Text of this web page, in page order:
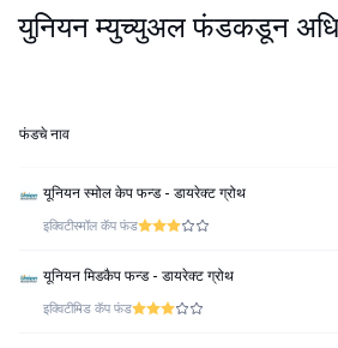
युनियन म्युच्युअल फंडकडून
फंडचे नाव
यूनियन स्मोल केप फन्ड - डायरेक्ट ग्रोथ
इक्विटीस्मॉल कॅप फंड
यूनियन मिडकैप फन्ड - डायरेक्ट ग्रोथ
इक्विटीमिड कॅप फंड